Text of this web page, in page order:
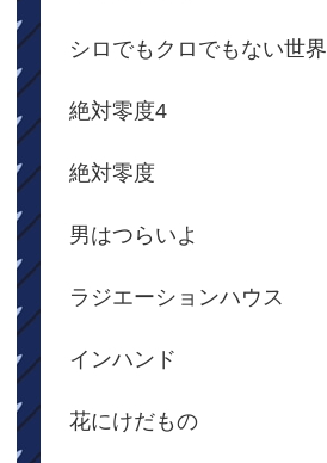
シロでもクロでもない世界
絶対零度4
絶対零度
男はつらいよ
ラジエーションハウス
インハンド
花にけだもの